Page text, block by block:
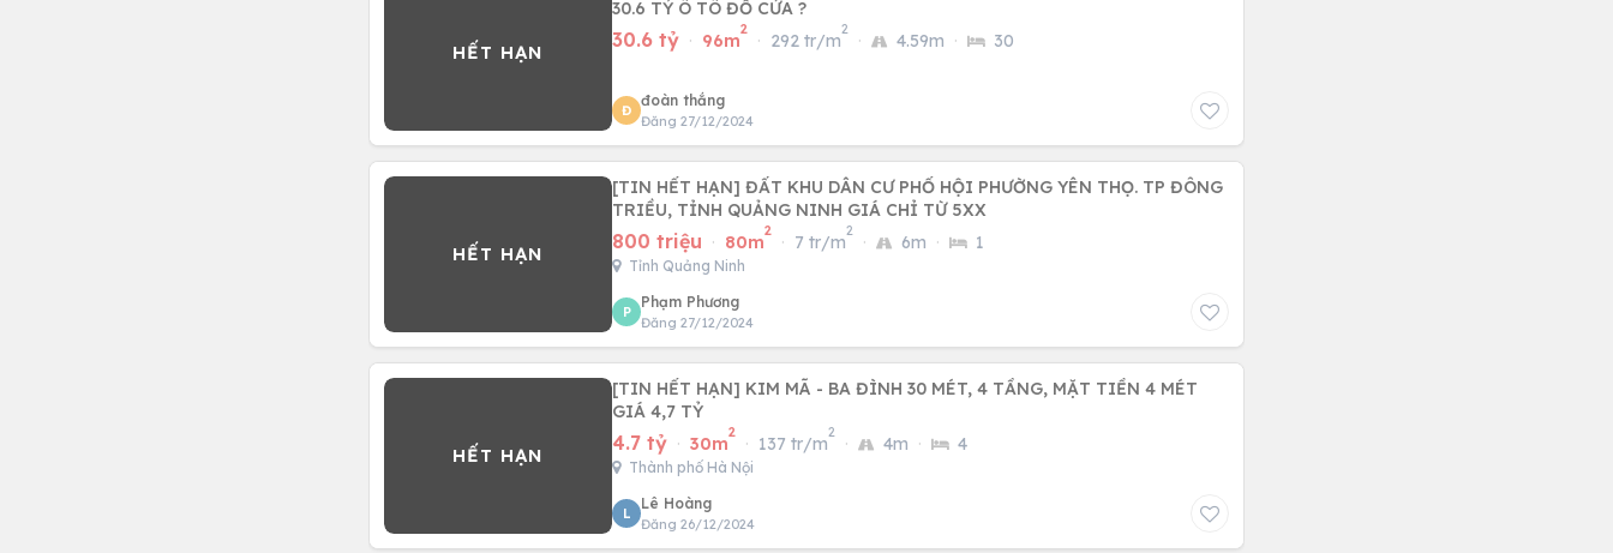
30.6 TỶ Ô TÔ ĐỖ CỬA ?
30.6 tỷ · 96m
2
· 292 tr/m
2
· 4.59m · 30
Đ
đoàn thắng
Đăng 27/12/2024
[TIN HẾT HẠN] ĐẤT KHU DÂN CƯ PHỐ HỘI PHƯỜNG YÊN THỌ. TP ĐÔNG
TRIỀU, TỈNH QUẢNG NINH GIÁ CHỈ TỪ 5XX
800 triệu · 80m
2
· 7 tr/m
2
· 6m · 1
Tỉnh Quảng Ninh
P
Phạm Phương
Đăng 27/12/2024
[TIN HẾT HẠN] KIM MÃ - BA ĐÌNH 30 MÉT, 4 TẦNG, MẶT TIỀN 4 MÉT
GIÁ 4,7 TỶ
4.7 tỷ · 30m
2
· 137 tr/m
2
· 4m · 4
Thành phố Hà Nội
L
Lê Hoàng
Đăng 26/12/2024